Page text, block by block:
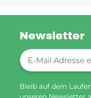
Newsletter
Newsletter-
Bleib auf dem